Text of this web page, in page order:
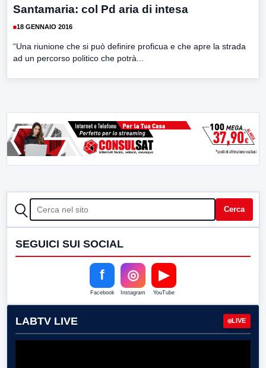
Santamaria: col Pd aria di intesa
18 GENNAIO 2016
“Una riunione che si può definire proficua e che apre la strada
ad un percorso politico che potrà...
CERCA Cerca
SEGUICI SUI SOCIAL
f
Facebook
◎
Instagram
▶
YouTube
LABTV LIVE LIVE